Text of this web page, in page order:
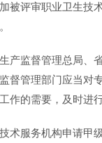
被评审职业卫生技
产监督管理总局、
督管理部门应当对
作的需要，及时进行
术服务机构申请甲